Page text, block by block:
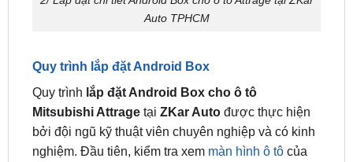
Quy trình lắp đặt Android Box
Mitsubishi AttragetạiZKar Auto
bởi đội ngũ kỹ thuật viên chuyên nghiệp và có kinh
nghiệm. Đầu tiên, kiểm tra xemmàn hình ô tô của
bạn có hỗ trợ cổng HDMI hay không. Nếu có, bạn
chỉ cần cắm cáp HDMI từAndroid Boxvào cổng